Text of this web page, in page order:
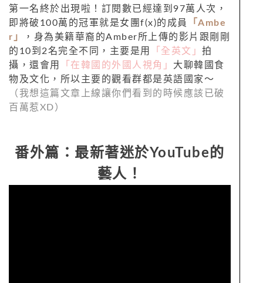
第一名終於出現啦！訂閱數已經達到97萬人次，
即將破100萬的冠軍就是女團f(x)的成員
「Ambe
r」
，身為美籍華裔的Amber所上傳的影片跟剛剛
的10到2名完全不同，主要是用
「全英文」 拍
攝，還會用
「在韓國的外國人視角」 大聊韓國食
物及文化，所以主要的觀看群都是英語國家～
（我想這篇文章上線讓你們看到的時候應該已破
百萬惹XD）
番外篇：最新著迷於YouTube的
藝人！